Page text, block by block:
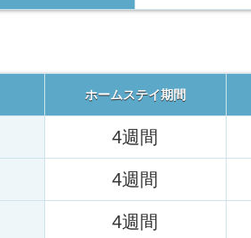
ホームステイ期間
4週間
4週間
4週間